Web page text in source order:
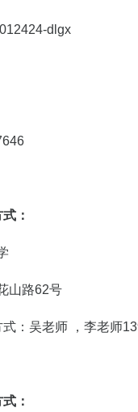
dlgx
：
山路62号
：吴老师 ，李老师
：